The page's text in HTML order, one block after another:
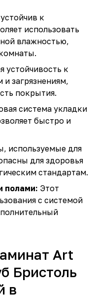
к
использовать
влажностью,
устойчивость к
загрязнениям,
покрытия.
система укладки
быстро и
используемые для
для здоровья
стандартам.
полами: Этот
с системой
Art
Бристоль
в